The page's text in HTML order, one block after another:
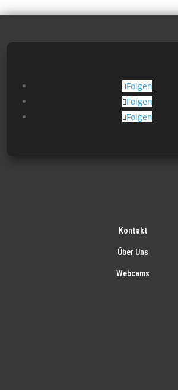
Folgen
Folgen
Folgen
Kontakt
Über Uns
Webcams